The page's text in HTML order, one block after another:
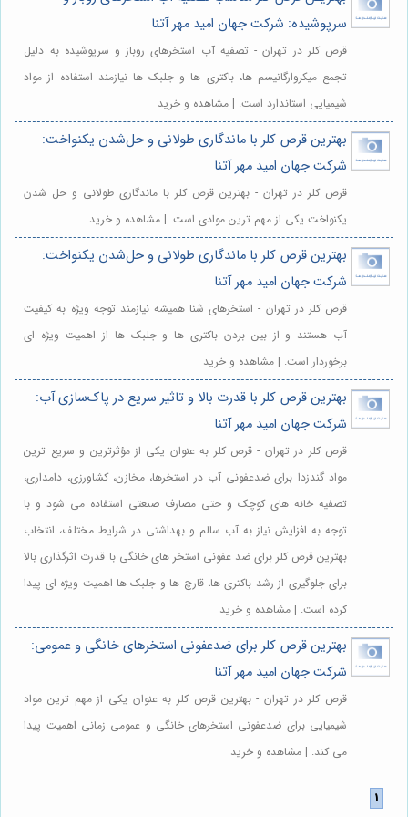
سرپوشیده: شرکت جهان امید مهر آتنا
قرص کلر در تهران - تصفیه آب استخرهای روباز و سرپوشیده به دلیل
تجمع میکروارگانیسم ها، باکتری ها و جلبک ها نیازمند استفاده از مواد
شیمیایی استاندارد است. | مشاهده و خرید
بهترین قرص کلر با ماندگاری طولانی و حل‌شدن یکنواخت:
شرکت جهان امید مهر آتنا
قرص کلر در تهران - بهترین قرص کلر با ماندگاری طولانی و حل شدن
یکنواخت یکی از مهم ترین موادی است. | مشاهده و خرید
بهترین قرص کلر با ماندگاری طولانی و حل‌شدن یکنواخت:
شرکت جهان امید مهر آتنا
قرص کلر در تهران - استخرهای شنا همیشه نیازمند توجه ویژه به کیفیت
آب هستند و از بین بردن باکتری ها و جلبک ها از اهمیت ویژه ای
برخوردار است. | مشاهده و خرید
بهترین قرص کلر با قدرت بالا و تاثیر سریع در پاک‌سازی آب:
شرکت جهان امید مهر آتنا
قرص کلر در تهران - قرص کلر به عنوان یکی از مؤثرترین و سریع ترین
مواد گندزدا برای ضدعفونی آب در استخرها، مخازن، کشاورزی، دامداری،
تصفیه خانه های کوچک و حتی مصارف صنعتی استفاده می شود و با
توجه به افزایش نیاز به آب سالم و بهداشتی در شرایط مختلف، انتخاب
بهترین قرص کلر برای ضد عفونی استخر های خانگی با قدرت اثرگذاری بالا
برای جلوگیری از رشد باکتری ها، قارچ ها و جلبک ها اهمیت ویژه ای پیدا
کرده است. | مشاهده و خرید
بهترین قرص کلر برای ضدعفونی استخرهای خانگی و عمومی:
شرکت جهان امید مهر آتنا
قرص کلر در تهران - بهترین قرص کلر به عنوان یکی از مهم ترین مواد
شیمیایی برای ضدعفونی استخرهای خانگی و عمومی زمانی اهمیت پیدا
می کند. | مشاهده و خرید